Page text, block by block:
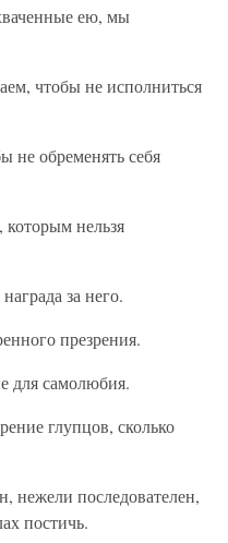
ею, мы
чтобы не исполниться
не обременять себя
нельзя
за него.
презрения.
для самолюбия.
глупцов, сколько
нежели последователен,
постичь.